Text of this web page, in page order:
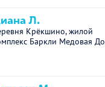
Л.
Крёкшино, жилой
Баркли Медовая